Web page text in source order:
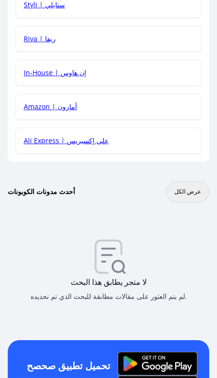
هل يمكنني جمع كود خصم مع العروض الأخرى؟
Styli | ستايلي
Riva | ريفا
In-House | إن هاوس
Amazon | أمازون
Ali Express | علي إكسبريس
أحدث مدونات الكوبونات عرض الكل
لا متجر يطابق هذا البحث
لم يتم العثور على مقالات مطابقة للبحث الذي تم تحديده.
تحميل تطبيق صحصح